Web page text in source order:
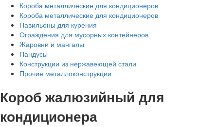
Короба металлические для кондиционеров
Короба металлические для кондиционеров
Павильоны для курения
Ограждения для мусорных контейнеров
Жаровни и мангалы
Пандусы
Конструкции из нержавеющей стали
Прочие металлоконструкции
Короб жалюзийный для
кондиционера